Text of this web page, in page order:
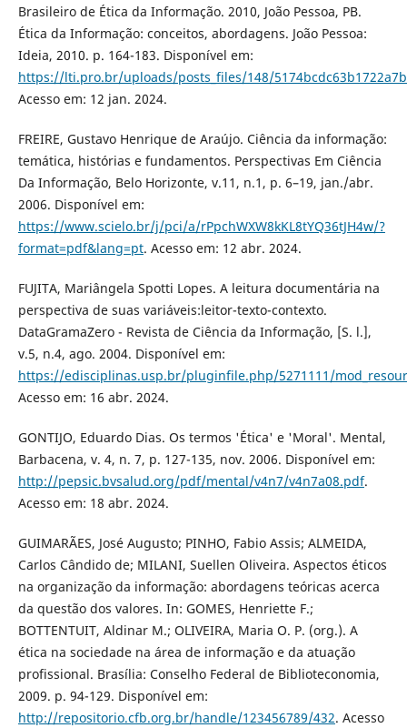
Brasileiro de Ética da Informação. 2010, João Pessoa, PB.
Ética da Informação: conceitos, abordagens. João Pessoa:
Ideia, 2010. p. 164-183. Disponível em:
https://lti.pro.br/uploads/posts_files/148/
Acesso em: 12 jan. 2024.
FREIRE, Gustavo Henrique de Araújo. Ciência da informação:
temática, histórias e fundamentos. Perspectivas Em Ciência
Da Informação, Belo Horizonte, v.11, n.1, p. 6–19, jan./abr.
2006. Disponível em:
https://www.scielo.br/j/pci/a/rPpchWXW8kKL8tYQ36tJH4w/?
format=pdf&lang=pt. Acesso em: 12 abr. 2024.
FUJITA, Mariângela Spotti Lopes. A leitura documentária na
perspectiva de suas variáveis:leitor-texto-contexto.
DataGramaZero - Revista de Ciência da Informação, [S. l.],
v.5, n.4, ago. 2004. Disponível em:
https://edisciplinas.usp.br/pluginfile.php/5271111/
Acesso em: 16 abr. 2024.
GONTIJO, Eduardo Dias. Os termos 'Ética' e 'Moral'. Mental,
Barbacena, v. 4, n. 7, p. 127-135, nov. 2006. Disponível em:
http://pepsic.bvsalud.org/pdf/mental/v4n7/v4n7a08.pdf.
Acesso em: 18 abr. 2024.
GUIMARÃES, José Augusto; PINHO, Fabio Assis; ALMEIDA,
Carlos Cândido de; MILANI, Suellen Oliveira. Aspectos éticos
na organização da informação: abordagens teóricas acerca
da questão dos valores. In: GOMES, Henriette F.;
BOTTENTUIT, Aldinar M.; OLIVEIRA, Maria O. P. (org.). A
ética na sociedade na área de informação e da atuação
profissional. Brasília: Conselho Federal de Biblioteconomia,
2009. p. 94-129. Disponível em:
http://repositorio.cfb.org.br/handle/123456789/432. Acesso